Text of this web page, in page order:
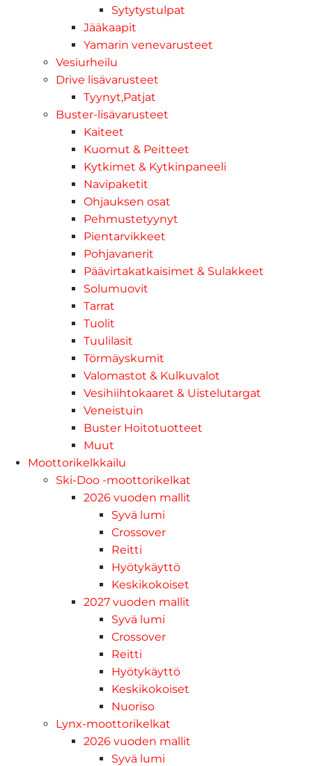
Sytytystulpat
Jääkaapit
Yamarin venevarusteet
Vesiurheilu
Drive lisävarusteet
Tyynyt,Patjat
Buster-lisävarusteet
Kaiteet
Kuomut & Peitteet
Kytkimet & Kytkinpaneeli
Navipaketit
Ohjauksen osat
Pehmustetyynyt
Pientarvikkeet
Pohjavanerit
Päävirtakatkaisimet & Sulakkeet
Solumuovit
Tarrat
Tuolit
Tuulilasit
Törmäyskumit
Valomastot & Kulkuvalot
Vesihiihtokaaret & Uistelutargat
Veneistuin
Buster Hoitotuotteet
Muut
Moottorikelkkailu
Ski-Doo -moottorikelkat
2026 vuoden mallit
Syvä lumi
Crossover
Reitti
Hyötykäyttö
Keskikokoiset
2027 vuoden mallit
Syvä lumi
Crossover
Reitti
Hyötykäyttö
Keskikokoiset
Nuoriso
Lynx-moottorikelkat
2026 vuoden mallit
Syvä lumi